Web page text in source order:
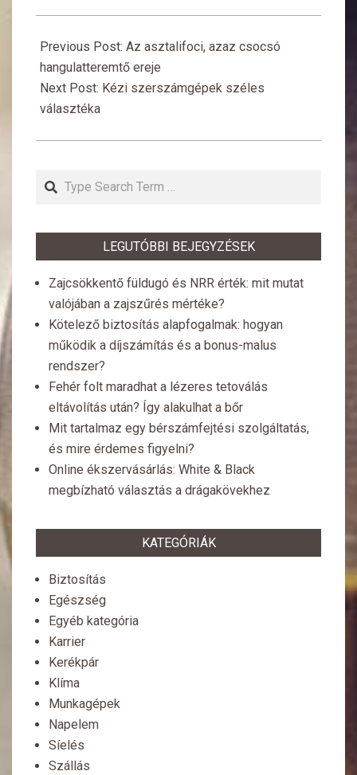
09-
19
Previous Post: Az asztalifoci, azaz csocsó
hangulatteremtő ereje
Next Post: Kézi szerszámgépek széles
választéka
Search
LEGUTÓBBI BEJEGYZÉSEK
Zajcsökkentő füldugó és NRR érték: mit mutat
valójában a zajszűrés mértéke?
Kötelező biztosítás alapfogalmak: hogyan
működik a díjszámítás és a bonus-malus
rendszer?
Fehér folt maradhat a lézeres tetoválás
eltávolítás után? Így alakulhat a bőr
Mit tartalmaz egy bérszámfejtési szolgáltatás,
és mire érdemes figyelni?
Online ékszervásárlás: White & Black
megbízható választás a drágakövekhez
KATEGÓRIÁK
Biztosítás
Egészség
Egyéb kategória
Karrier
Kerékpár
Klíma
Munkagépek
Napelem
Síelés
Szállás